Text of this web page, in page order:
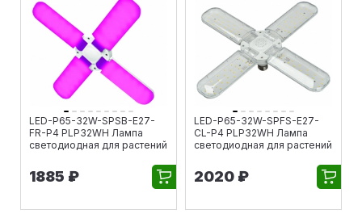
LED-P65-32W-SPSB-E27-
FR-P4 PLP32WH Лампа
светодиодная для растений
1885 ₽
LED-P65-32W-SPFS-E27-
CL-P4 PLP32WH Лампа
светодиодная для растений
2020 ₽